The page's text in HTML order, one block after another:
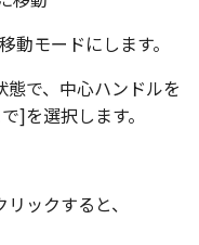
モードにします。
で、中心ハンドルを
]を選択します。
ックすると、